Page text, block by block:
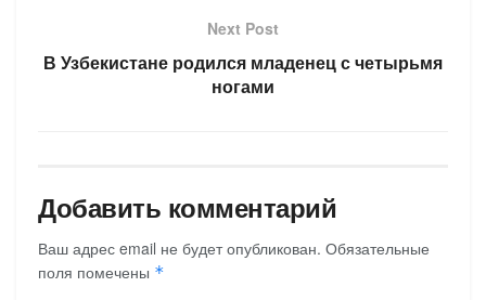
Next Post
В Узбекистане родился младенец с четырьмя
ногами
Добавить комментарий
Ваш адрес email не будет опубликован. Обязательные
поля помечены *